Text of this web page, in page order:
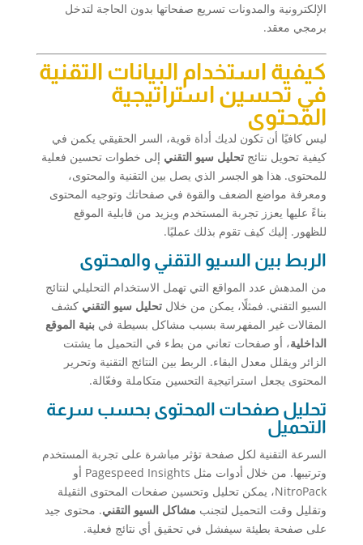
الإلكترونية والمدونات تسريع صفحاتها بدون الحاجة لتدخل
برمجي معقد.
كيفية استخدام البيانات التقنية
في تحسين استراتيجية
المحتوى
ليس كافيًا أن تكون لديك أداة قوية، السر الحقيقي يكمن في
كيفية تحويل نتائج تحليل سيو التقني إلى خطوات تحسين فعلية
للمحتوى. هذا هو الجسر الذي يصل بين التقنية والمحتوى،
ومعرفة مواضع الضعف والقوة في صفحاتك وتوجيه المحتوى
بناءً عليها يعزز تجربة المستخدم ويزيد من قابلية الموقع
للظهور. إليك كيف تقوم بذلك عمليًا.
الربط بين السيو التقني والمحتوى
من المدهش عدد المواقع التي تهمل الاستخدام التحليلي لنتائج
السيو التقني. فمثلًا، يمكن من خلال تحليل سيو التقني كشف
المقالات غير المفهرسة بسبب مشاكل بسيطة في بنية الموقع
الداخلية، أو صفحات تعاني من بطء في التحميل ما يشتت
الزائر ويقلل معدل البقاء. الربط بين النتائج التقنية وتحرير
المحتوى يجعل استراتيجية التحسين متكاملة وفعّالة.
تحليل صفحات المحتوى بحسب سرعة
التحميل
السرعة التقنية لكل صفحة تؤثر مباشرة على تجربة المستخدم
وترتيبها. من خلال أدوات مثل Pagespeed Insights أو
NitroPack، يمكن تحليل وتحسين صفحات المحتوى الثقيلة
وتقليل وقت التحميل لتجنب مشاكل السيو التقني. محتوى جيد
على صفحة بطيئة سيفشل في تحقيق أي نتائج فعلية.